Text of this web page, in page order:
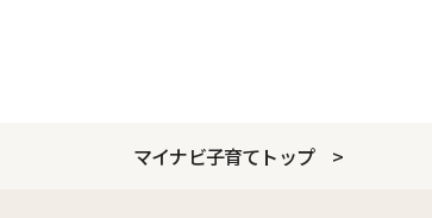
マイナビ子育てトップ